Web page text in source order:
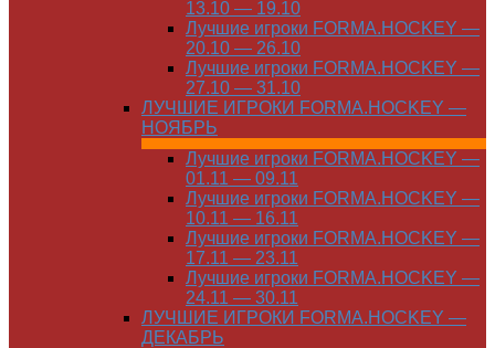
13.10 — 19.10
Лучшие игроки FORMA.HOCKEY —
20.10 — 26.10
Лучшие игроки FORMA.HOCKEY —
27.10 — 31.10
ЛУЧШИЕ ИГРОКИ FORMA.HOCKEY —
НОЯБРЬ
Лучшие игроки FORMA.HOCKEY —
01.11 — 09.11
Лучшие игроки FORMA.HOCKEY —
10.11 — 16.11
Лучшие игроки FORMA.HOCKEY —
17.11 — 23.11
Лучшие игроки FORMA.HOCKEY —
24.11 — 30.11
ЛУЧШИЕ ИГРОКИ FORMA.HOCKEY —
ДЕКАБРЬ